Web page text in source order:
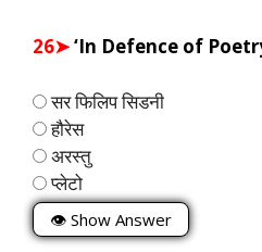
26➤‘In Defence of
सर फिलिप सिडनी
हौरेस
अरस्तु
प्लेटो
👁 Show Answer